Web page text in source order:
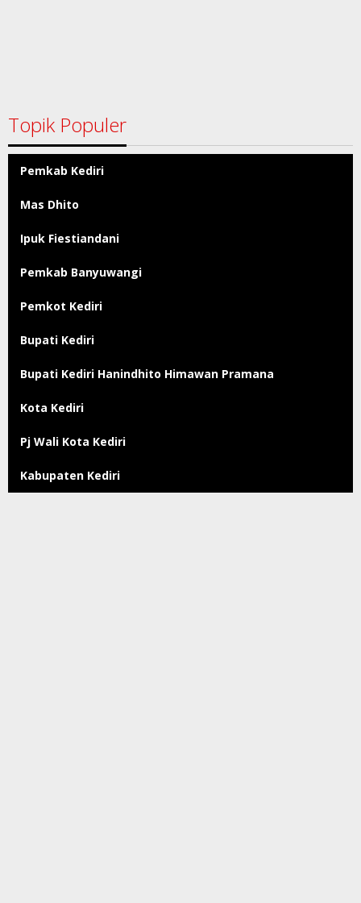
Topik Populer
Pemkab Kediri
Mas Dhito
Ipuk Fiestiandani
Pemkab Banyuwangi
Pemkot Kediri
Bupati Kediri
Bupati Kediri Hanindhito Himawan Pramana
Kota Kediri
Pj Wali Kota Kediri
Kabupaten Kediri